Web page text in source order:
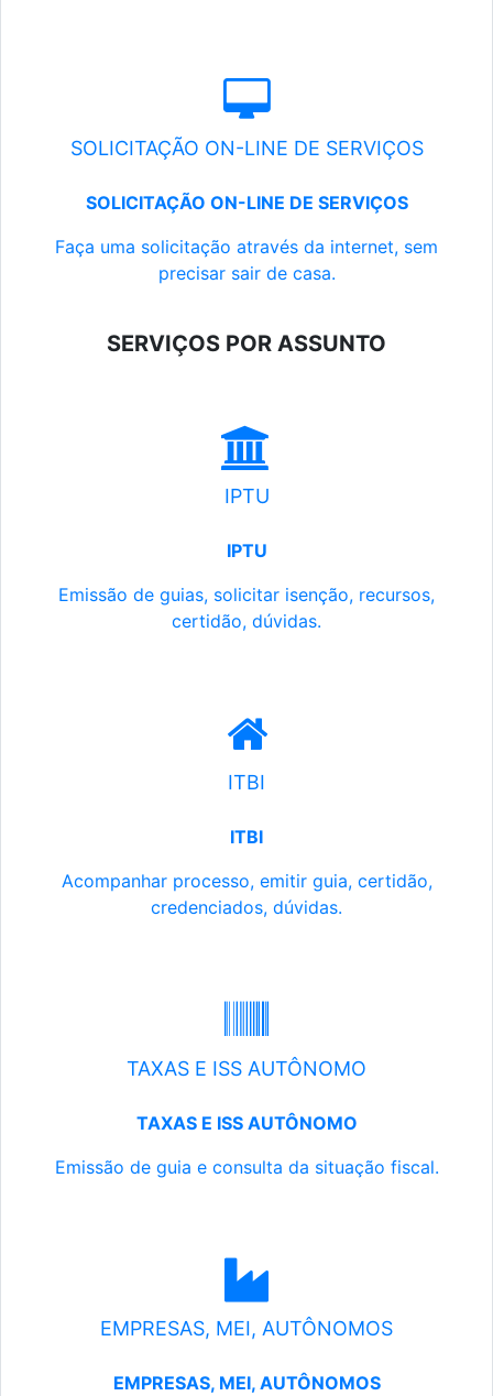
SOLICITAÇÃO ON-LINE DE SERVIÇOS
SOLICITAÇÃO ON-LINE DE SERVIÇOS
Faça uma solicitação através da internet, sem
precisar sair de casa.
SERVIÇOS POR ASSUNTO
IPTU
IPTU
Emissão de guias, solicitar isenção, recursos,
certidão, dúvidas.
ITBI
ITBI
Acompanhar processo, emitir guia, certidão,
credenciados, dúvidas.
TAXAS E ISS AUTÔNOMO
TAXAS E ISS AUTÔNOMO
Emissão de guia e consulta da situação fiscal.
EMPRESAS, MEI, AUTÔNOMOS
EMPRESAS, MEI, AUTÔNOMOS